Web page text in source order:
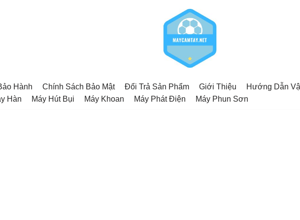
Hành Chính Sách Bảo Mật Đổi Trả Sản Phẩm Giới Thiệu Hướng Dẫn
Hàn Máy Hút Bụi Máy Khoan Máy Phát Điện Máy Phun Sơn